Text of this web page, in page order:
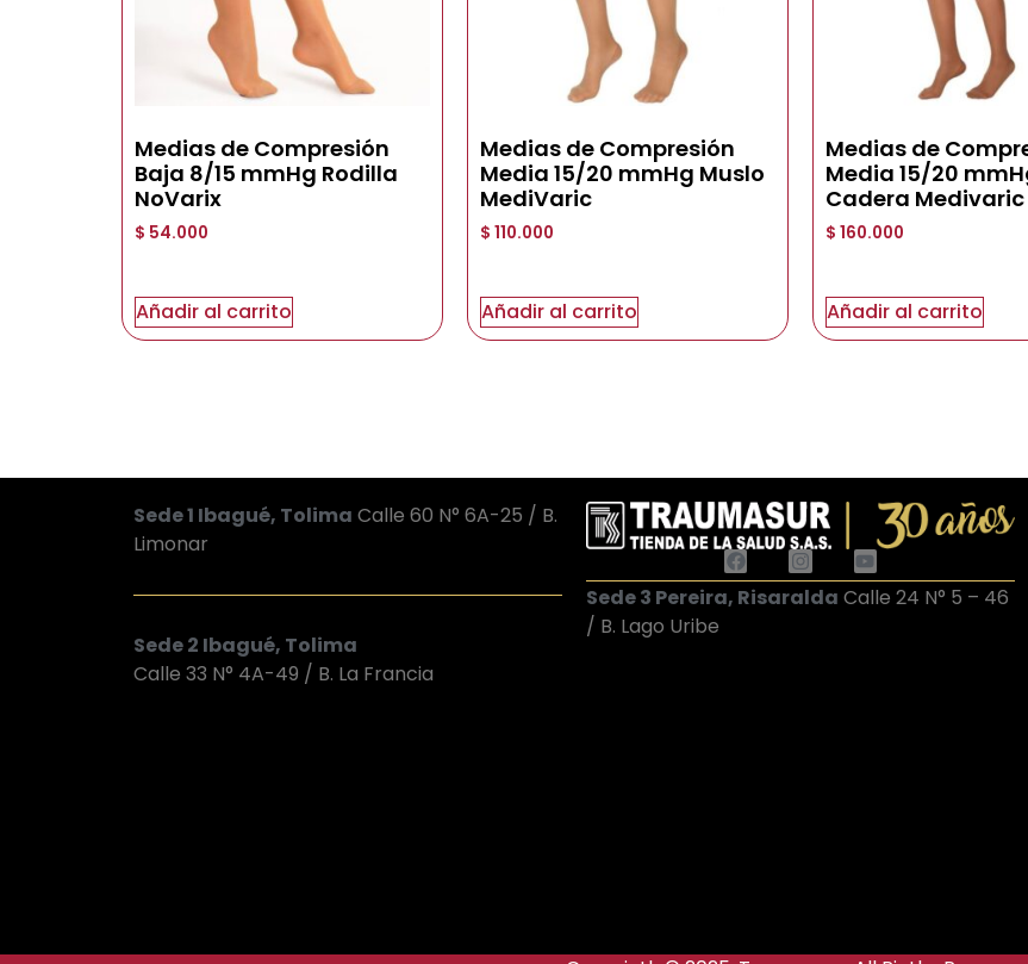
Medias de Compresión
Baja 8/15 mmHg Rodilla
NoVarix
$ 54.000
Añadir al carrito
Medias de Compresión
Media 15/20 mmHg Muslo
MediVaric
$ 110.000
Añadir al carrito
Medias de
Media 15/20
Cadera Medivaric
$ 160.000
Añadir al carrito
Sede 1 Ibagué, Tolima Calle 60 N° 6A-25 / B.
Limonar
Sede 2 Ibagué, Tolima
Calle 33 N° 4A-49 / B. La Francia
Sede 3 Pereira, Risaralda Calle 24 N° 5 – 46
/ B. Lago Uribe